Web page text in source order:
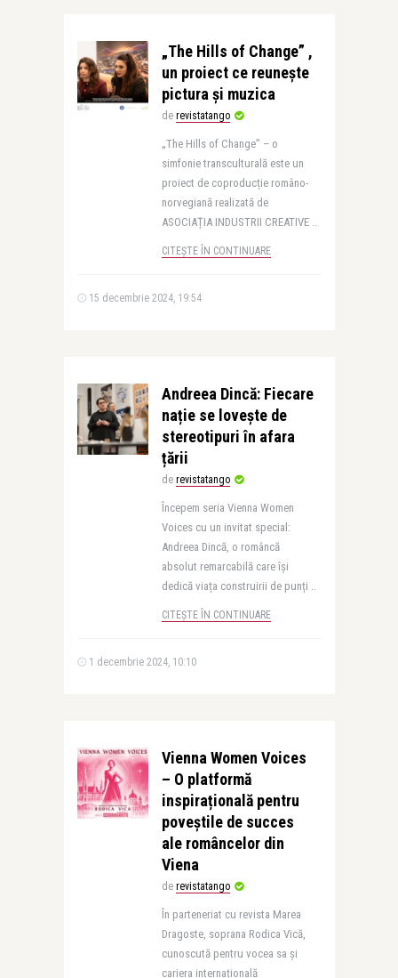
„The Hills of Change” ,
un proiect ce reunește
pictura și muzica
de revistatango
„The Hills of Change” – o
simfonie transculturală este un
proiect de coproducție româno-
norvegiană realizată de
ASOCIAȚIA INDUSTRII CREATIVE ..
CITEȘTE ÎN CONTINUARE
15 decembrie 2024, 19:54
Andreea Dincă: Fiecare
nație se lovește de
stereotipuri în afara
țării
de revistatango
Începem seria Vienna Women
Voices cu un invitat special:
Andreea Dincă, o româncă
absolut remarcabilă care își
dedică viața construirii de punți ..
CITEȘTE ÎN CONTINUARE
1 decembrie 2024, 10:10
Vienna Women Voices
– O platformă
inspirațională pentru
poveștile de succes
ale româncelor din
Viena
de revistatango
În parteneriat cu revista Marea
Dragoste, soprana Rodica Vică,
cunoscută pentru vocea sa și
cariera internațională